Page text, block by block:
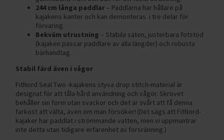
244 cm långa paddlar – Paddlarna har hållare på
kajakens kanter och kan demonteras i tre delar för
förvaring.
Bekväm utrustning – Stabila säten, justerbara fotstöd
(kajaken passar paddlare av alla längder) och robusta
bärhandtag.
Stabil färd även i vågor
FitNord Seal Two -kajakens styva drop stitch-material är
designat för att tåla hård användning och vågor. Skrovet
behåller sin form utan svackor och det är svårt att få denna
farkost att välta, även om man försöker! (Det sägs att FitNord-
kajaker har paddlat i strömmande vatten, men vi uppmuntrar
inte detta utan tidigare erfarenhet av forsränning.)